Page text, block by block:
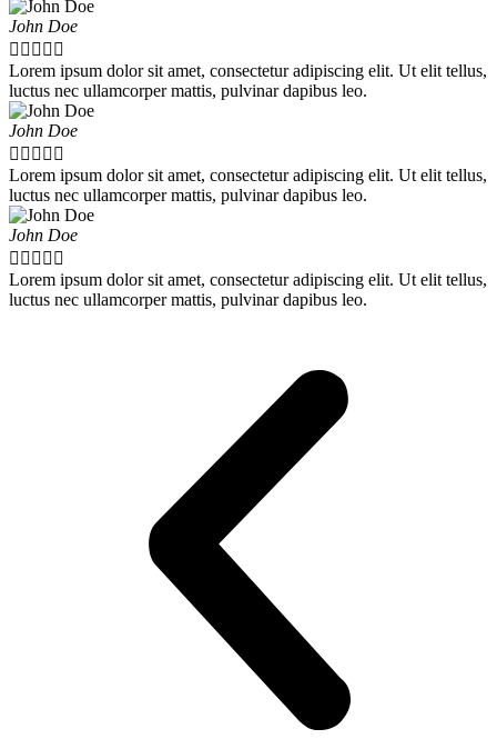
John Doe
    
Lorem ipsum dolor sit amet, consectetur adipiscing elit. Ut elit tellus,
luctus nec ullamcorper mattis, pulvinar dapibus leo.
John Doe
    
Lorem ipsum dolor sit amet, consectetur adipiscing elit. Ut elit tellus,
luctus nec ullamcorper mattis, pulvinar dapibus leo.
John Doe
    
Lorem ipsum dolor sit amet, consectetur adipiscing elit. Ut elit tellus,
luctus nec ullamcorper mattis, pulvinar dapibus leo.